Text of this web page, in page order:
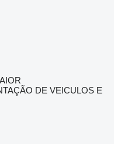
DE VEICULOS E